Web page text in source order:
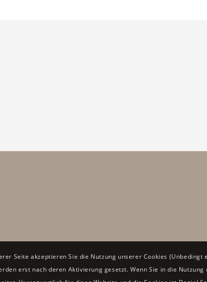
Seite akzeptieren Sie die Nutzung unserer Cookies (Unbedingt
erst nach deren Aktivierung gesetzt. Wenn Sie in die